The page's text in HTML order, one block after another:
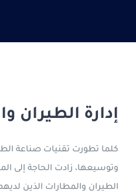
إدارة الطيران
كلما تطورت تقنيات صناعة
وتوسيعها، زادت الحاجة إلى
الطيران والمطارات الذين